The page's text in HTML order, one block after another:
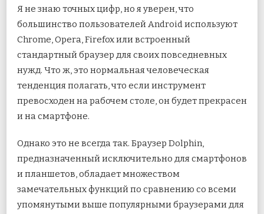
ЛУЧШИХ
БРАУЗЕРА
DOLPHIN
ANDROID
Я не знаю точных цифр, но я уверен, что
большинство пользователей Android используют
Chrome, Opera, Firefox или встроенный
стандартный браузер для своих повседневных
нужд. Что ж, это нормальная человеческая
тенденция полагать, что если инструмент
превосходен на рабочем столе, он будет прекрасен
и на смартфоне.
Однако это не всегда так. Браузер Dolphin,
предназначенный исключительно для смартфонов
и планшетов, обладает множеством
замечательных функций по сравнению со всеми
упомянутыми выше популярными браузерами для